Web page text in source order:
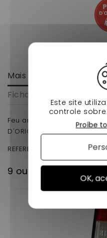
Mais informação
Ficha de dados
Feu arriere gauche aixam
D'ORIGINE .
REFERENCE D'ORIGINE :
9 outros produtos
Este site
controle
OK,
Proíbe